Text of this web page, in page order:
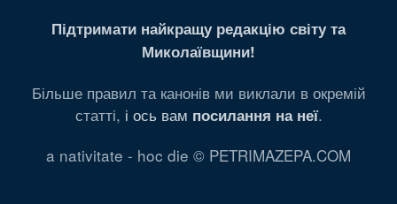
Підтримати найкращу редакцію світу та
Миколаївщини!
Більше правил та канонів ми виклали в окремій
статті, і ось вам посилання на неї.
a nativitate - hoc die © PETRIMAZEPA.COM